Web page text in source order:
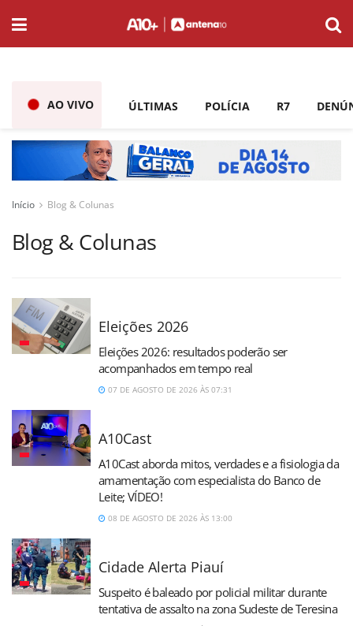
AO VIVO ÚLTIMAS POLÍCIA R7
Início Blog & Colunas
Blog & Colunas
Eleições 2026
Eleições 2026: resultados poderão ser
acompanhados em tempo real
07 DE AGOSTO DE 2026 ÀS 07:31
A10Cast
A10Cast aborda mitos, verdades e a fisiologia da
amamentação com especialista do Banco de
Leite; VÍDEO!
08 DE AGOSTO DE 2026 ÀS 13:00
Cidade Alerta Piauí
Suspeito é baleado por policial militar durante
tentativa de assalto na zona Sudeste de Teresina